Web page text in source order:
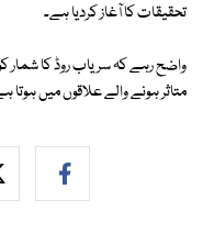
تحقیقات کا آغاز کردیا ہے۔
واضح رہے کہ سریاب روڈ کا
متاثر ہونے والے علاقوں میں ہوتا